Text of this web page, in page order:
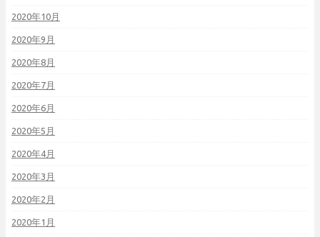
2020年10月
2020年9月
2020年8月
2020年7月
2020年6月
2020年5月
2020年4月
2020年3月
2020年2月
2020年1月